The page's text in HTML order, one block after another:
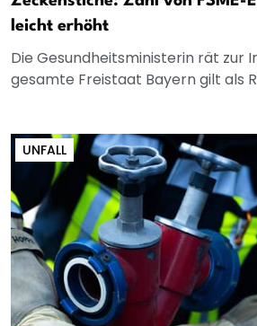
leicht erhöht
Die Gesundheitsministerin rät zur
gesamte Freistaat Bayern gilt als
UNFALL